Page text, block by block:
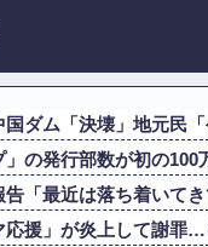
ダム「決壊」地元民
」の発行部数が初の100
「最近は落ち着いてき
応援」が炎上して謝罪